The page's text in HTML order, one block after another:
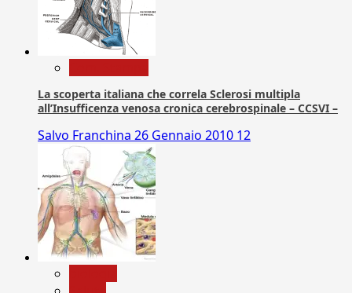
La scoperta italiana che correla Sclerosi multipla
all’Insufficenza venosa cronica cerebrospinale – CCSVI –
Salvo Franchina 26 Gennaio 2010 12